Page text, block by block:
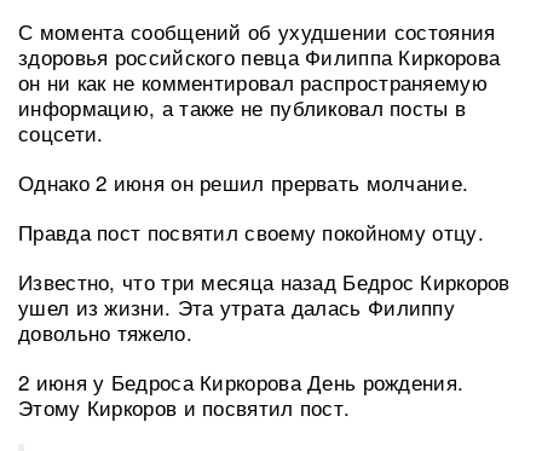
С момента сообщений об ухудшении состояния
здоровья российского певца Филиппа Киркорова
он ни как не комментировал распространяемую
информацию, а также не публиковал посты в
соцсети.
Однако 2 июня он решил прервать молчание.
Правда пост посвятил своему покойному отцу.
Известно, что три месяца назад Бедрос Киркоров
ушел из жизни. Эта утрата далась Филиппу
довольно тяжело.
2 июня у Бедроса Киркорова День рождения.
Этому Киркоров и посвятил пост.